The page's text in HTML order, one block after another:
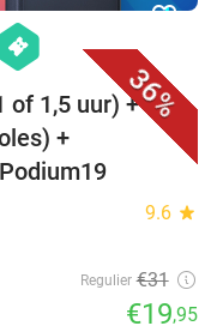
36%
favorite_border
events
of 1,5 uur) + evt.
+
9.6 star
Regulier €31
€19,95